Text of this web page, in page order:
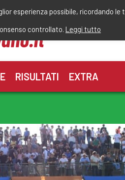
RISULTATI EXTRA
esperienza possibile, ricordando
controllato. Leggi tutto